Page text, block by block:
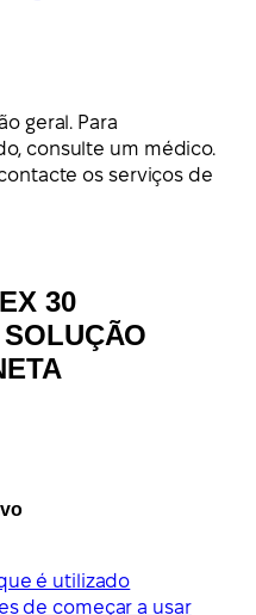
geral. Para
consulte um médico.
os serviços de
30
é utilizado
de começar a usar